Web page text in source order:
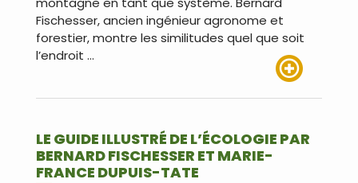
Fischesser, ancien ingénieur agronome et
forestier, montre les similitudes quel que soit
l’endroit …
LE GUIDE ILLUSTRÉ DE L’ÉCOLOGIE PAR
BERNARD FISCHESSER ET MARIE-
FRANCE DUPUIS-TATE